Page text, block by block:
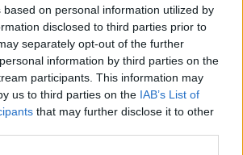
based on personal information utilized by
disclosed to third parties prior to
separately opt-out of the further
information by third parties on the
participants. This information may
us to third parties on the IAB’s List of
that may further disclose it to other